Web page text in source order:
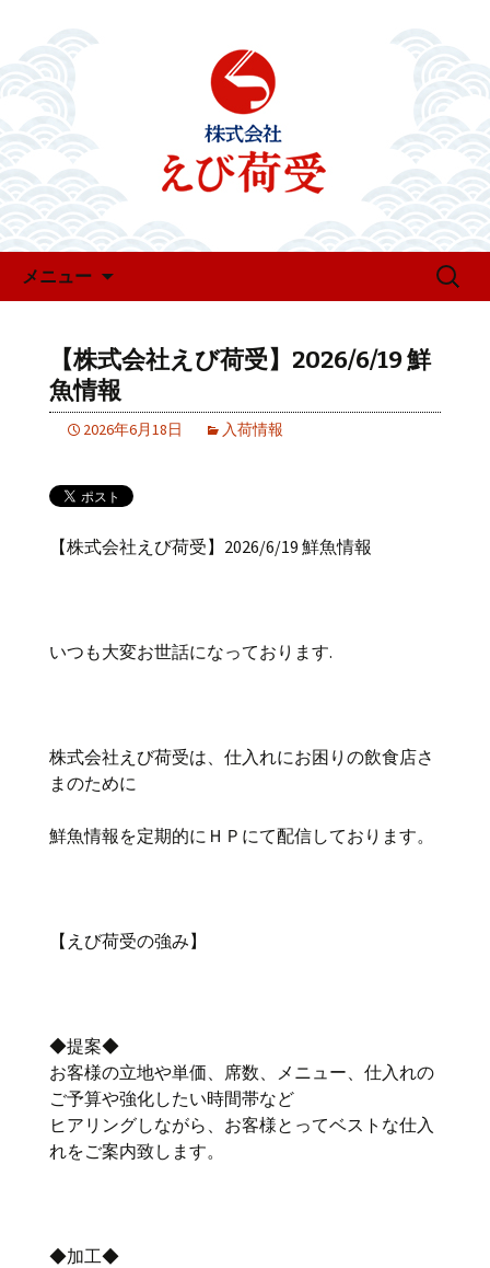
えび荷受のお知らせ
メニュー
検
【株式会社えび荷受】2026/6/19 鮮
魚情報
2026年6月18日 入荷情報
【株式会社えび荷受】2026/6/19 鮮魚情報
いつも大変お世話になっております.
株式会社えび荷受は、仕入れにお困りの飲食店さ
まのために
鮮魚情報を定期的にＨＰにて配信しております。
【えび荷受の強み】
◆提案◆
お客様の立地や単価、席数、メニュー、仕入れの
ご予算や強化したい時間帯など
ヒアリングしながら、お客様とってベストな仕入
れをご案内致します。
◆加工◆